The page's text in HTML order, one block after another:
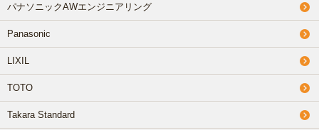
パナソニックAWエンジニアリング
Panasonic
LIXIL
TOTO
Takara Standard